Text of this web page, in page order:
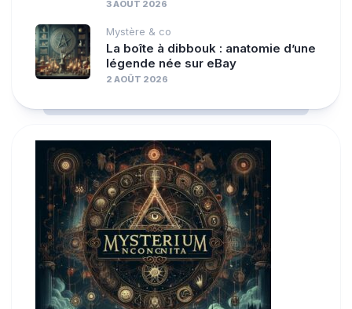
3 AOÛT 2026
Mystère & co
La boîte à dibbouk : anatomie d’une
légende née sur eBay
2 AOÛT 2026